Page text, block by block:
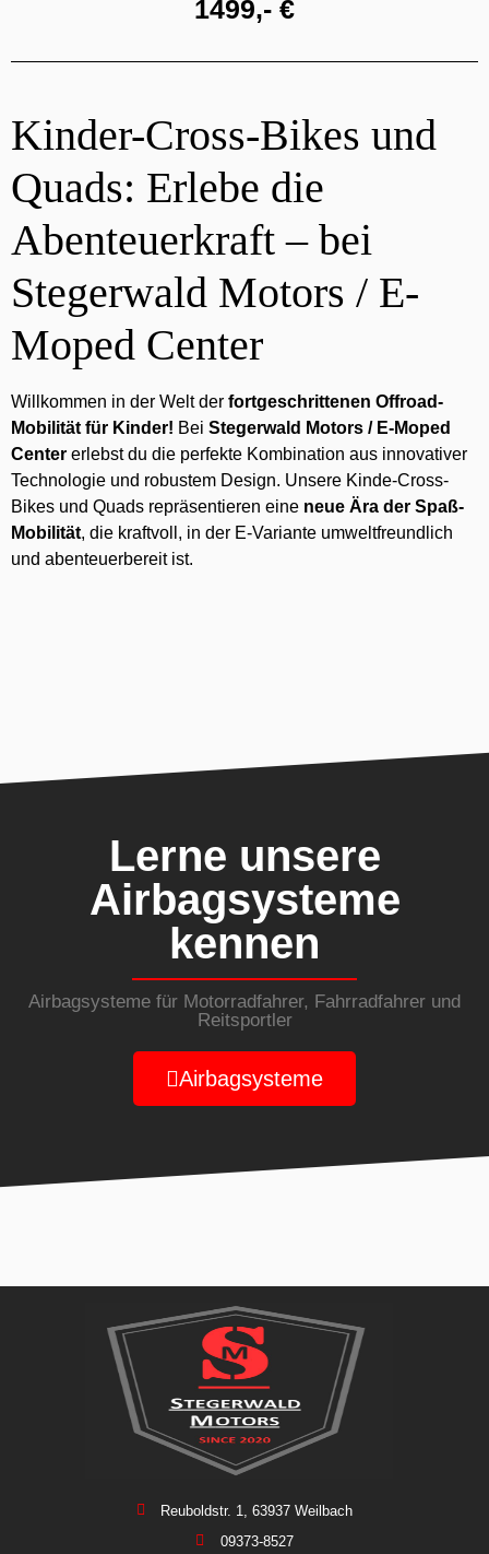
1499,- €
Kinder-Cross-Bikes und
Quads: Erlebe die
Abenteuerkraft – bei
Stegerwald Motors / E-
Moped Center
Willkommen in der Welt der fortgeschrittenen Offroad-
Mobilität für Kinder! Bei Stegerwald Motors / E-Moped
Center erlebst du die perfekte Kombination aus innovativer
Technologie und robustem Design. Unsere Kinde-Cross-
Bikes und Quads repräsentieren eine neue Ära der Spaß-
Mobilität, die kraftvoll, in der E-Variante umweltfreundlich
und abenteuerbereit ist.
Lerne unsere
Airbagsysteme
kennen
Airbagsysteme für Motorradfahrer, Fahrradfahrer und
Reitsportler
Airbagsysteme
Reuboldstr. 1, 63937 Weilbach
09373-8527